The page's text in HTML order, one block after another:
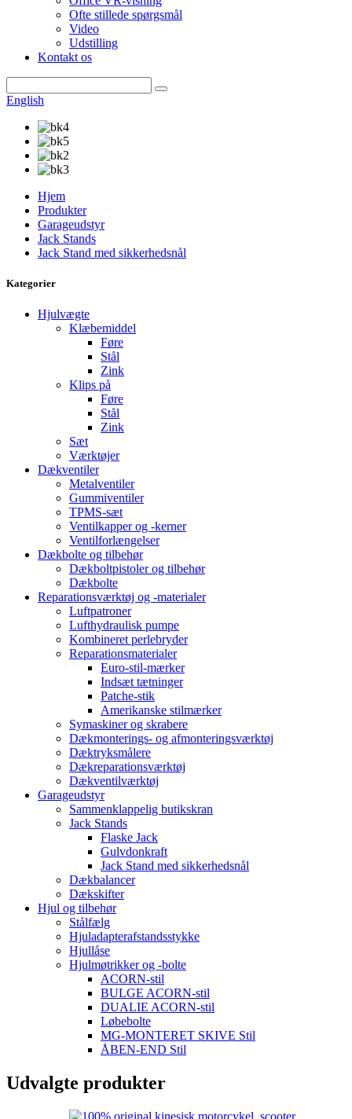
Ofte stillede spørgsmål
Video
Udstilling
Kontakt os
English
Hjem
Produkter
Garageudstyr
Jack Stands
Jack Stand med sikkerhedsnål
Kategorier
Hjulvægte
Klæbemiddel
Føre
Stål
Zink
Klips på
Føre
Stål
Zink
Sæt
Værktøjer
Dækventiler
Metalventiler
Gummiventiler
TPMS-sæt
Ventilkapper og -kerner
Ventilforlængelser
Dækbolte og tilbehør
Dækboltpistoler og tilbehør
Dækbolte
Reparationsværktøj og -materialer
Luftpatroner
Lufthydraulisk pumpe
Kombineret perlebryder
Reparationsmaterialer
Euro-stil-mærker
Indsæt tætninger
Patche-stik
Amerikanske stilmærker
Symaskiner og skrabere
Dækmonterings- og afmonteringsværktøj
Dæktryksmålere
Dækreparationsværktøj
Dækventilværktøj
Garageudstyr
Sammenklappelig butikskran
Jack Stands
Flaske Jack
Gulvdonkraft
Jack Stand med sikkerhedsnål
Dækbalancer
Dækskifter
Hjul og tilbehør
Stålfælg
Hjuladapterafstandsstykke
Hjullåse
Hjulmøtrikker og -bolte
ACORN-stil
BULGE ACORN-stil
DUALIE ACORN-stil
Løbebolte
MG-MONTERET SKIVE Stil
ÅBEN-END Stil
Udvalgte produkter